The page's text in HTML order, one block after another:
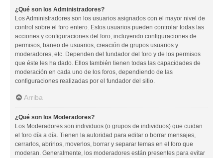
¿Qué son los Administradores?
Los Administradores son los usuarios asignados con el mayor nivel de
control sobre el foro entero. Estos usuarios pueden controlar todas las
acciones y configuraciones del foro, incluyendo configuraciones de
permisos, baneo de usuarios, creación de grupos usuarios y
moderadores, etc. Dependen del fundador del foro y de los permisos
que éste les ha dado. Ellos también tienen todas las capacidades de
moderación en cada uno de los foros, dependiendo de las
configuraciones realizadas por el fundador del sitio.
Arriba
¿Qué son los Moderadores?
Los Moderadores son individuos (o grupos de individuos) que cuidan
el foro día a día. Tienen la autoridad para editar o borrar mensajes,
cerrarlos, abrirlos, moverlos, borrar y separar temas en el foro que
moderan. Generalmente, los moderadores están presentes para evitar